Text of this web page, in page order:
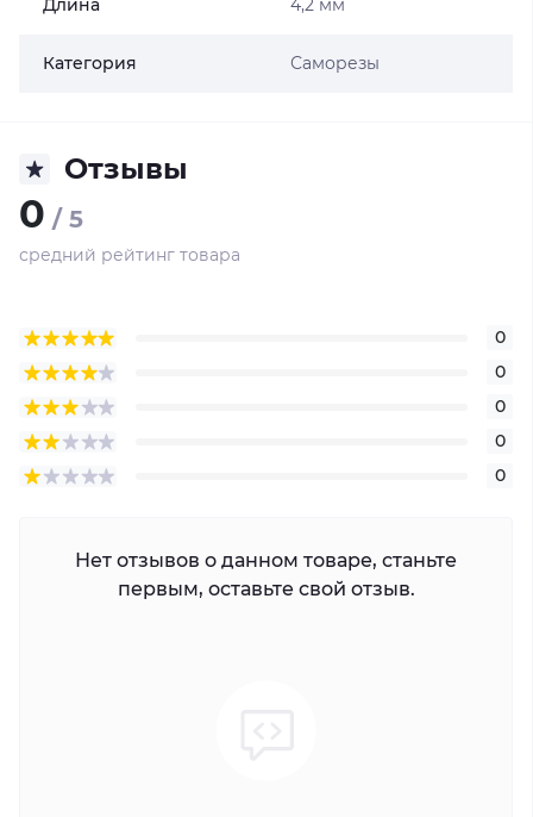
Длина 4,2 мм
Категория Саморезы
Отзывы
0 / 5
средний рейтинг товара
0
0
0
0
0
Нет отзывов о данном товаре, станьте
первым, оставьте свой отзыв.